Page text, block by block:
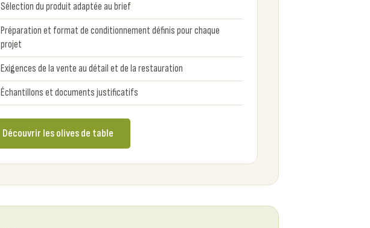
Sélection du produit adaptée au brief
Préparation et format de conditionnement définis pour chaque
projet
Exigences de la vente au détail et de la restauration
Échantillons et documents justificatifs
Découvrir les olives de table